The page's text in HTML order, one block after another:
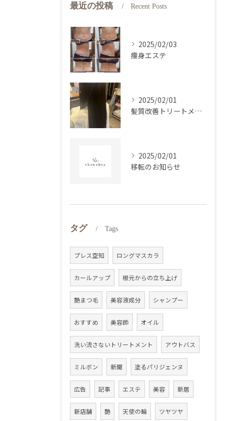
最近の投稿 Recent Posts
2025/02/03
痩身エステ
2025/02/01
髪質改善トリートメント
2025/02/01
移転のお知らせ
タグ Tags
プレス空知 ロングマスカラ
カールアップ 根元からの立ち上げ
艶まつ毛 美容液成分 シャンプー
おすすめ 美容師 オイル
洗い流さないトリートメント アウトバス
ミルボン 新聞 塗るパリジェンヌ
広告 記事 エステ 美容 新居
新店舗 艶 天使の輪 ツヤツヤ